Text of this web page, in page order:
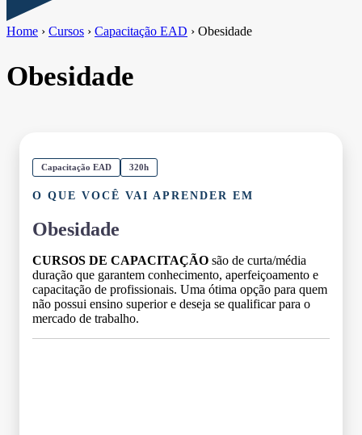
Home › Cursos › Capacitação EAD › Obesidade
Obesidade
Capacitação EAD 320h
O QUE VOCÊ VAI APRENDER EM
Obesidade
CURSOS DE CAPACITAÇÃO são de curta/média
duração que garantem conhecimento, aperfeiçoamento e
capacitação de profissionais. Uma ótima opção para quem
não possui ensino superior e deseja se qualificar para o
mercado de trabalho.